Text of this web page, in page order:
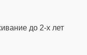
до 2-х лет